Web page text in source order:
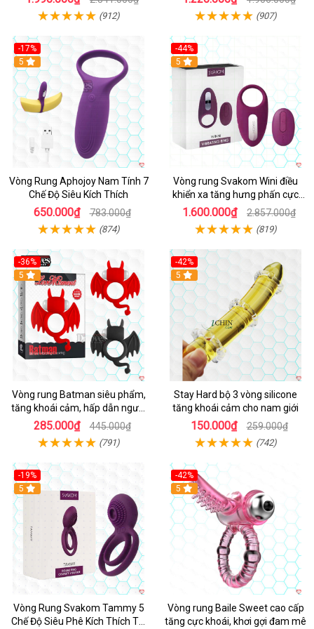
(912) (907)
-17%
Hot
5
Vòng Rung Aphojoy Nam Tính 7
Chế Độ Siêu Kích Thích
650.000₫ 783.000₫
(874)
-44%
5
Vòng rung Svakom Wini điều
khiển xa tăng hưng phấn cực
đỉnh
1.600.000₫ 2.857.000₫
(819)
-36%
5
Vòng rung Batman siêu phẩm,
tăng khoái cảm, hấp dẫn người
dùng
285.000₫ 445.000₫
(791)
-42%
5
Stay Hard bộ 3 vòng silicone
tăng khoái cảm cho nam giới
150.000₫ 259.000₫
(742)
-19%
5
Vòng Rung Svakom Tammy 5
Chế Độ Siêu Phê Kích Thích Tối
-42%
5
Vòng rung Baile Sweet cao cấp
tăng cực khoái, khơi gợi đam mê